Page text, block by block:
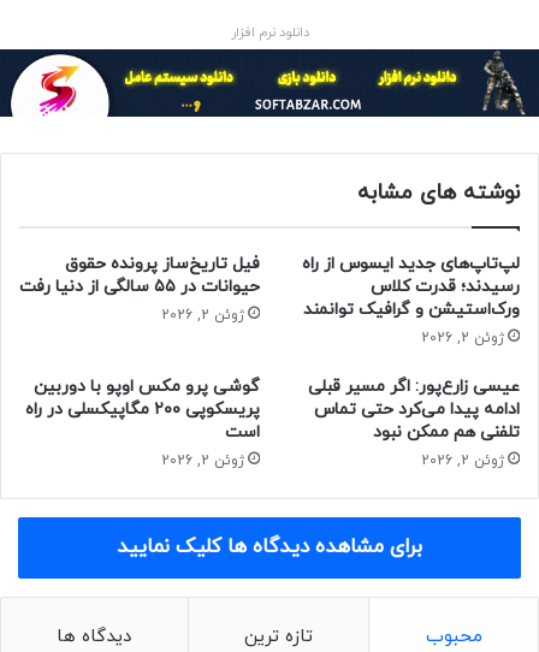
مقاله‌ی مرتبط:
مشخصات کامل سری X90‌ ویوو پیش از رونمایی فاش شد
رندرهای رسمی ویوو X90 و X90 پرو پلاس رنگ‌بندی این
گوشی‌ها را نشان می‌دهند
ویوو X90 همچنین به دوربین پشتی سه‌گانه مجهز خواهد شد که
قابلیت بزرگ‌نمایی اپتیکال دو برابری و دوربین فوق‌عریض ۱۲
مگاپیکسلی می‌شود. در بخش جلویی این دستگاه نیز شاهد
دوربین سلفی ۳۲ مگاپیکسلی خواهیم بود. ازجمله ویژگی‌های دیگر
فناوری شارژ سریع ۱۲۰ وات اشاره کرد.
مجله خبری نیوزلن
دانلود نرم افزار
نوشته های مشابه
لپ‌تاپ‌های جدید ایسوس از راه
رسیدند؛ قدرت کلاس
ورک‌استیشن و گرافیک توانمند
ژوئن 2, 2026
فیل تاریخ‌ساز پرونده حقوق
حیوانات در ۵۵ سالگی از دنیا رفت
ژوئن 2, 2026
عیسی زارع‌پور: اگر مسیر قبلی
ادامه پیدا می‌کرد حتی تماس
تلفنی هم ممکن نبود
ژوئن 2, 2026
گوشی پرو مکس اوپو با دوربین
پریسکوپی ۲۰۰ مگاپیکسلی در راه
است
ژوئن 2, 2026
برای مشاهده دیدگاه ها کلیک نمایید
محبوب تازه ترین دیدگاه ها